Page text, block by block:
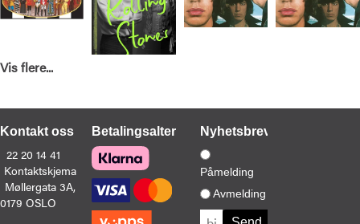
Kjøp 289,- Kjøp 499,- Kjøp 289,- Kjøp 429,-
Vis flere...
Kontakt oss
22 20 14 41
Kontaktskjema
Møllergata 3A,
0179 OSLO
BetalingsalternativerNyhetsbrev
Påmelding
Avmelding